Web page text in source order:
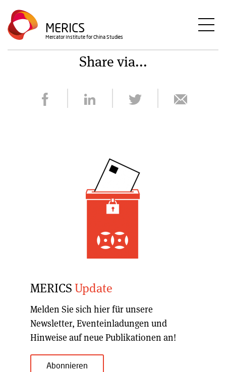
Direkt
zum
Inhalt
MERICS
Mercator Institute for China Studies
Share via...
MERICSUpdate
Melden Sie sich hier für unsere
Newsletter, Eventeinladungen und
Hinweise auf neue Publikationen an!
Abonnieren